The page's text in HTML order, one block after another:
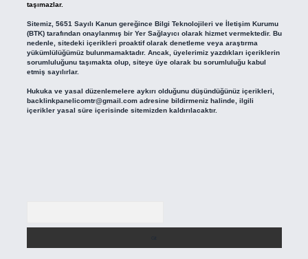
taşımazlar.
Sitemiz, 5651 Sayılı Kanun gereğince Bilgi Teknolojileri ve İletişim Kurumu
(BTK) tarafından onaylanmış bir Yer Sağlayıcı olarak hizmet vermektedir. Bu
nedenle, sitedeki içerikleri proaktif olarak denetleme veya araştırma
yükümlülüğümüz bulunmamaktadır. Ancak, üyelerimiz yazdıkları içeriklerin
sorumluluğunu taşımakta olup, siteye üye olarak bu sorumluluğu kabul
etmiş sayılırlar.
Hukuka ve yasal düzenlemelere aykırı olduğunu düşündüğünüz içerikleri,
backlinkpanelicomtr@gmail.comadresine bildirmeniz halinde, ilgili
içerikler yasal süre içerisinde sitemizden kaldırılacaktır.